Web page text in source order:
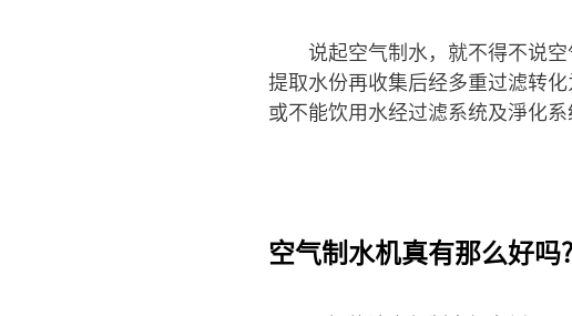
说起空气制水，就不得不说
提取水份再收集后经多重过滤转
或不能饮用水经过滤系统及淨化
空气制水机真有那么好吗